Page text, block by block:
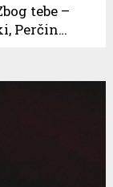
tebe –
Perčin…